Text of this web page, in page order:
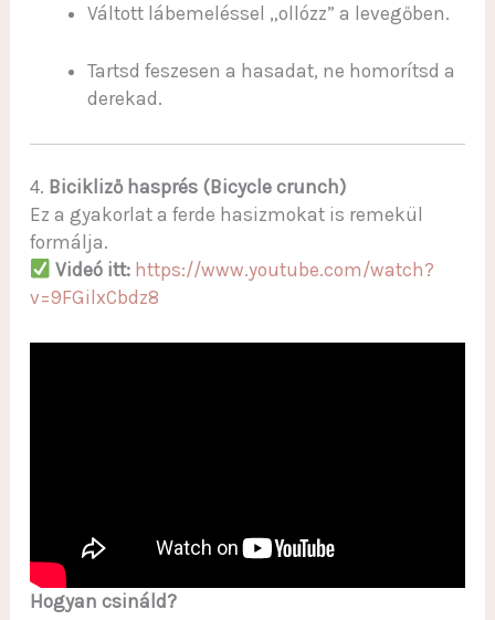
Váltott lábemeléssel „ollózz” a levegőben.
Tartsd feszesen a hasadat, ne homorítsd a
derekad.
4. Bicikliző hasprés (Bicycle crunch)
Ez a gyakorlat a ferde hasizmokat is remekül
formálja.
Videó itt: https://www.youtube.com/watch?
v=9FGilxCbdz8
Hogyan csináld?